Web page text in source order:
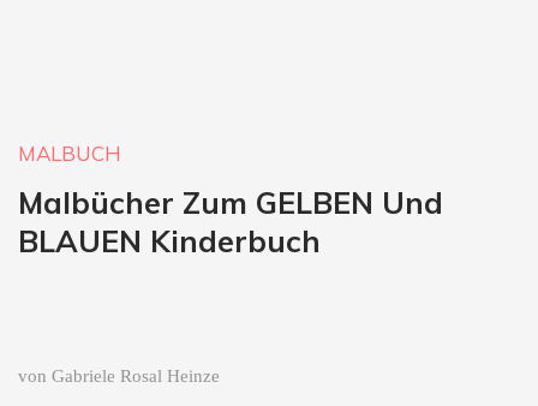
MALBUCH
Malbücher Zum GELBEN Und
BLAUEN Kinderbuch
von Gabriele Rosal Heinze